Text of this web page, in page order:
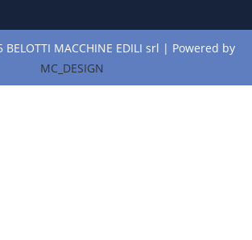
MACCHINE EDILI srl | Powered by
MC_DESIGN